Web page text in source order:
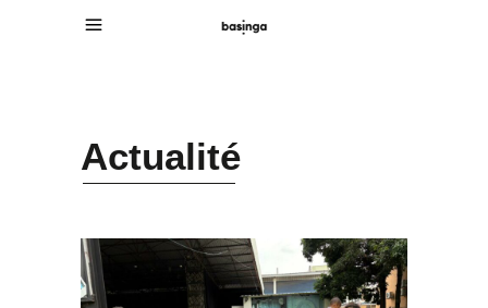
Actualité